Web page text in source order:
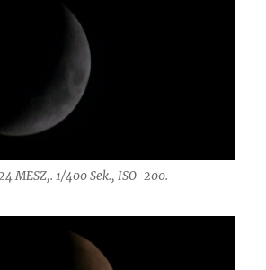
MESZ,. 1/400 Sek., ISO-200.